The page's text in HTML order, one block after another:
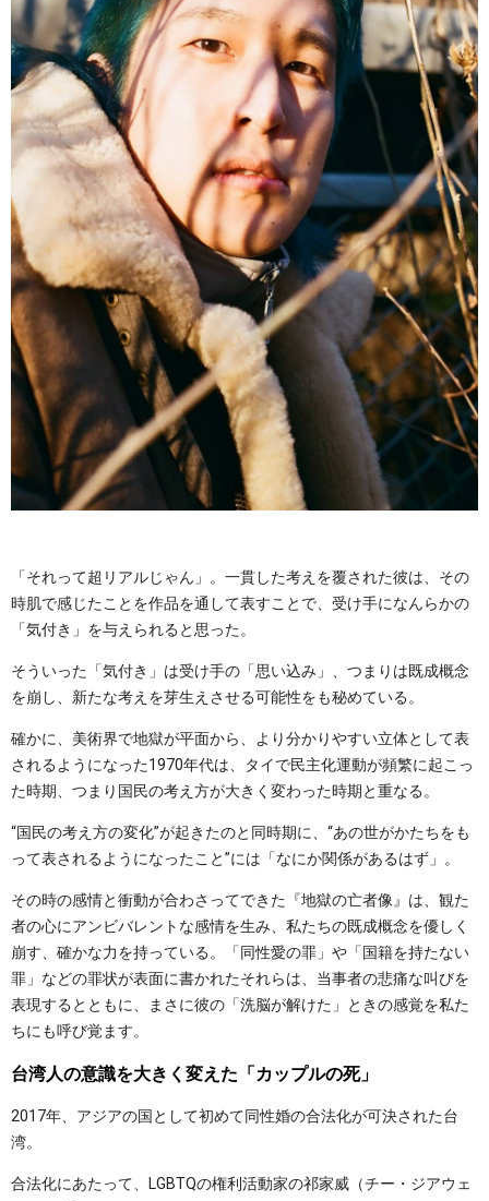
「それって超リアルじゃん」。一貫した考えを覆された彼は、その
時肌で感じたことを作品を通して表すことで、受け手になんらかの
「気付き」を与えられると思った。
そういった「気付き」は受け手の「思い込み」、つまりは既成概念
を崩し、新たな考えを芽生えさせる可能性をも秘めている。
確かに、美術界で地獄が平面から、より分かりやすい立体として表
されるようになった1970年代は、タイで民主化運動が頻繁に起こっ
た時期、つまり国民の考え方が大きく変わった時期と重なる。
“国民の考え方の変化”が起きたのと同時期に、“あの世がかたちをも
って表されるようになったこと”には「なにか関係があるはず」。
その時の感情と衝動が合わさってできた『地獄の亡者像』は、観た
者の心にアンビバレントな感情を生み、私たちの既成概念を優しく
崩す、確かな力を持っている。「同性愛の罪」や「国籍を持たない
罪」などの罪状が表面に書かれたそれらは、当事者の悲痛な叫びを
表現するとともに、まさに彼の「洗脳が解けた」ときの感覚を私た
ちにも呼び覚ます。
台湾人の意識を大きく変えた「カップルの死」
2017年、アジアの国として初めて同性婚の合法化が可決された台
湾。
合法化にあたって、LGBTQの権利活動家の祁家威（チー・ジアウェ